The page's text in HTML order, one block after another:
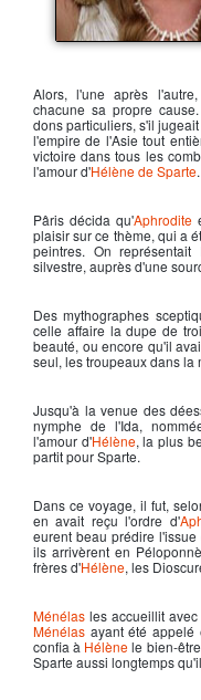
Alors, l'une après
chacune sa propre
dons particuliers, s'il
l'empire de l'Asie tout
victoire dans tous les
l'amour d'Hélène de Sparte.
Pâris décida qu'Aphrodite
plaisir sur ce thème, qui a
peintres. On
silvestre, auprès d'une
Des mythographes
celle affaire la dupe de
beauté, ou encore qu'il
seul, les troupeaux dans la
Jusqu'à la venue des
nymphe de l'Ida,
l'amour d'Hélène, la plus
partit pour Sparte.
Dans ce voyage, il fut,
en avait reçu l'ordre d'
eurent beau prédire
ils arrivèrent en
frères d'Hélène, les
Ménélas les accueillit
Ménélas ayant été appelé
confia à Hélènele bien-
Sparte aussi longtemps